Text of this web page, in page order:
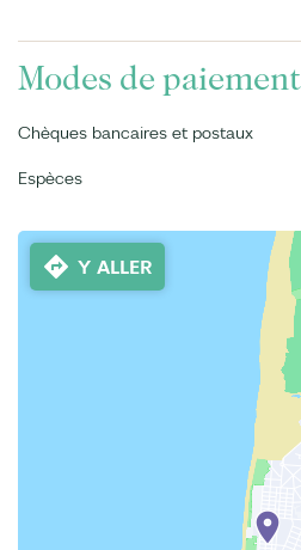
Modes de paiement
Chèques bancaires et postaux
Espèces
Y ALLER